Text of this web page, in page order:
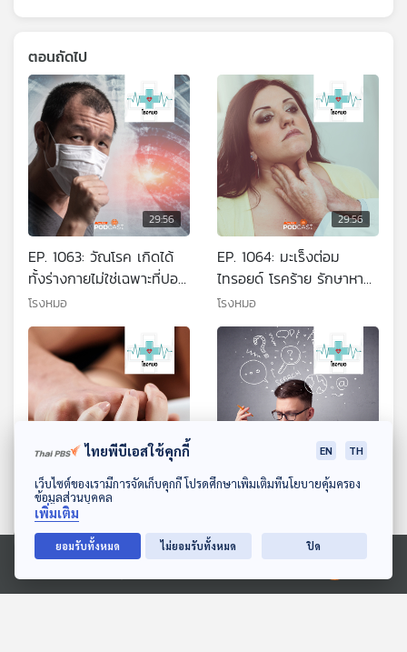
ดาวน์โหลด Thai PBS Podcast Application
Ⓒ 2020 องค์การกระจายเสียงและแพร่ภาพสาธารณะแห่งประเทศไทย
ตอนถัดไป
29:56
EP. 1063: วัณโรค เกิดได้
ทั้งร่างกายไม่ใช่เฉพาะที่ปอด
แต่เป็นได้ก็หายได้
โรงหมอ
29:56
EP. 1064: มะเร็งต่อม
ไทรอยด์ โรคร้าย รักษาหาย
แต่อาจต้องกินยาตลอดชีวิต
โรงหมอ
EP. 1065: ตั้งแต่เริ่มจนเสร็จ
กิจ ร่างกายเปลี่ยนแปลง
อะไรบ้าง
โรงหมอ
คนต้องมี IQ EQ และ RQ
โรงหมอ
ไทยพีบีเอสใช้คุกกี้ EN TH
เว็บไซต์ของเรามีการจัดเก็บคุกกี้ โปรดศึกษาเพิ่มเติมที่นโยบายคุ้มครอง
ข้อมูลส่วนบุคคล
เพิ่มเติม
ยอมรับทั้งหมด ไม่ยอมรับทั้งหมด ปิด